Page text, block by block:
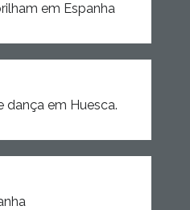
em Espanha
dança em Huesca.